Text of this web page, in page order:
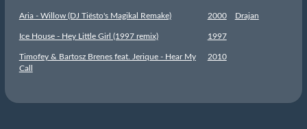
Aria - Willow (DJ Tiësto's Magikal Remake) 2000 Drajan
Ice House - Hey Little Girl (1997 remix) 1997
Timofey & Bartosz Brenes feat. Jerique - Hear My
Call
2010